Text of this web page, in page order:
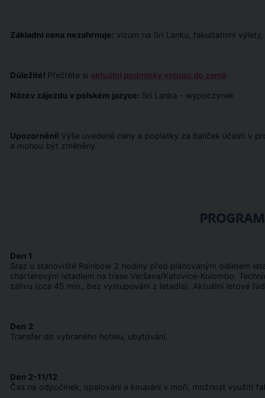
Základní cena nezahrnuje: vízum na Srí Lanku, fakultativní
Důležité! Přečtěte si aktuální podmínky vstupu do země.
Název zájezdu v polském jazyce: Sri Lanka - wypoczynek
Upozornění! Výše uvedené ceny a poplatky za balíček účasti v
a mohou být změněny.
PROGRAM
Den 1
Sraz u stanoviště Rainbow 2 hodiny před plánovaným odletem
charterovým letadlem na trase Varšava/Katovice-Kolombo.
zálivu (cca 45 min., bez vystupování z letadla). Aktuální letové
Den 2
Transfer do vybraného hotelu, ubytování.
Den 2-11/12
Čas na odpočinek, opalování a koupání v moři, možnost využití